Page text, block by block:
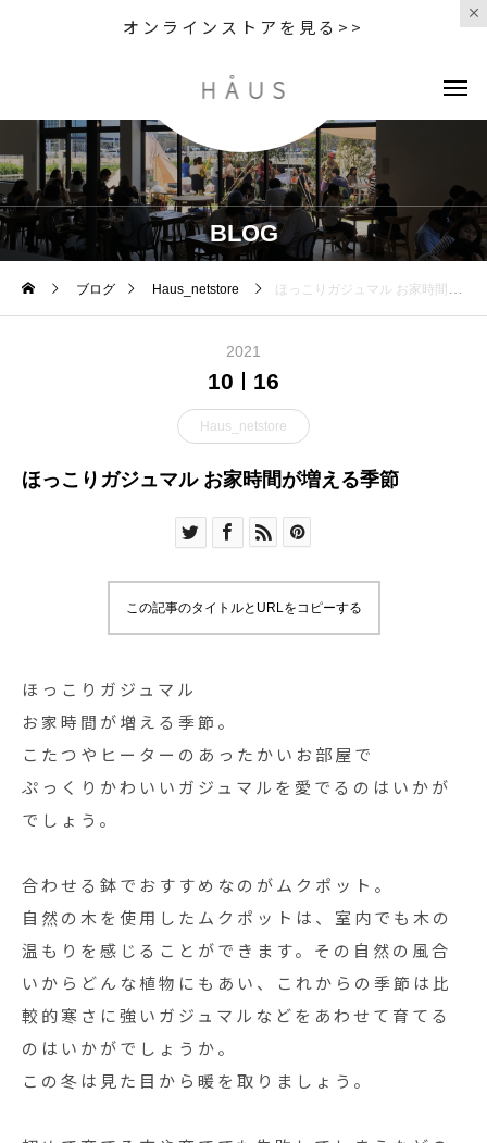
オンラインストアを見る>>
BLOG
ブログ Haus_netstore ほっこりガジュマル お家時間が増える季節
2021
10 16
Haus_netstore
ほっこりガジュマル お家時間が増える季節
この記事のタイトルとURLをコピーする
ほっこりガジュマル
お家時間が増える季節。
こたつやヒーターのあったかいお部屋で
ぷっくりかわいいガジュマルを愛でるのはいかが
でしょう。
合わせる鉢でおすすめなのがムクポット。
自然の木を使用したムクポットは、室内でも木の
温もりを感じることができます。その自然の風合
いからどんな植物にもあい、これからの季節は比
較的寒さに強いガジュマルなどをあわせて育てる
のはいかがでしょうか。
この冬は見た目から暖を取りましょう。